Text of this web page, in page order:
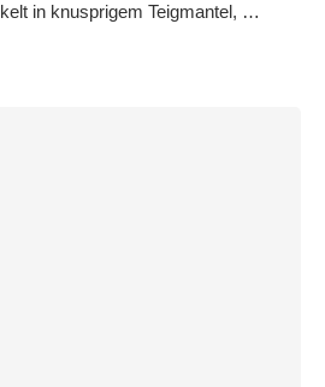
in knusprigem Teigmantel, …